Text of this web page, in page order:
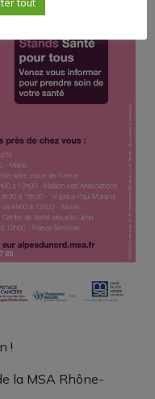
!
la MSA Rhône-